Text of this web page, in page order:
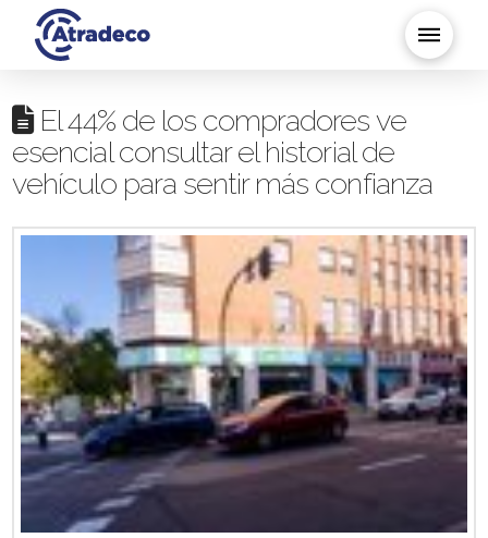
El 44% de los compradores ve
esencial consultar el historial de
vehículo para sentir más confianza